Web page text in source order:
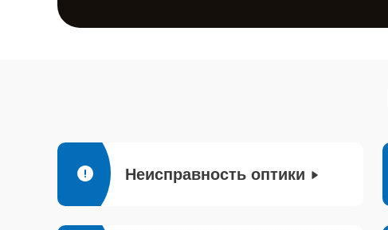
Неисправность оптики